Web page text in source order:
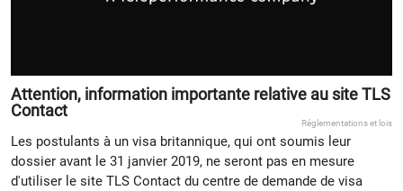
Attention, information importante relative au site TLS
Contact
Réglementations et lois
Les postulants à un visa britannique, qui ont soumis leur
dossier avant le 31 janvier 2019, ne seront pas en mesure
d'utiliser le site TLS Contact du centre de demande de visa